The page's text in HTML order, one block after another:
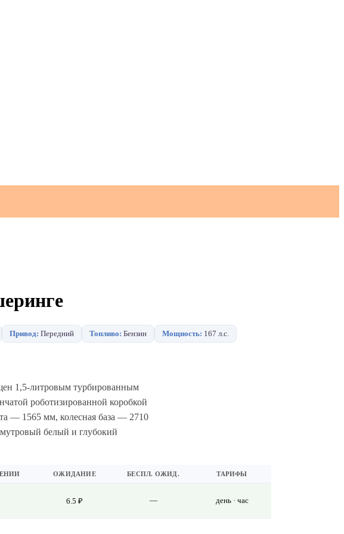
Привод: Передний Топливо: Бензин Мощность: 167 л.с.
1,5-литровым турбированным
роботизированной коробкой
— 1565 мм, колесная база — 2710
белый и глубокий
ОЖИДАНИЕ БЕСПЛ. ОЖИД. ТАРИФЫ
6.5 ₽ — день · час